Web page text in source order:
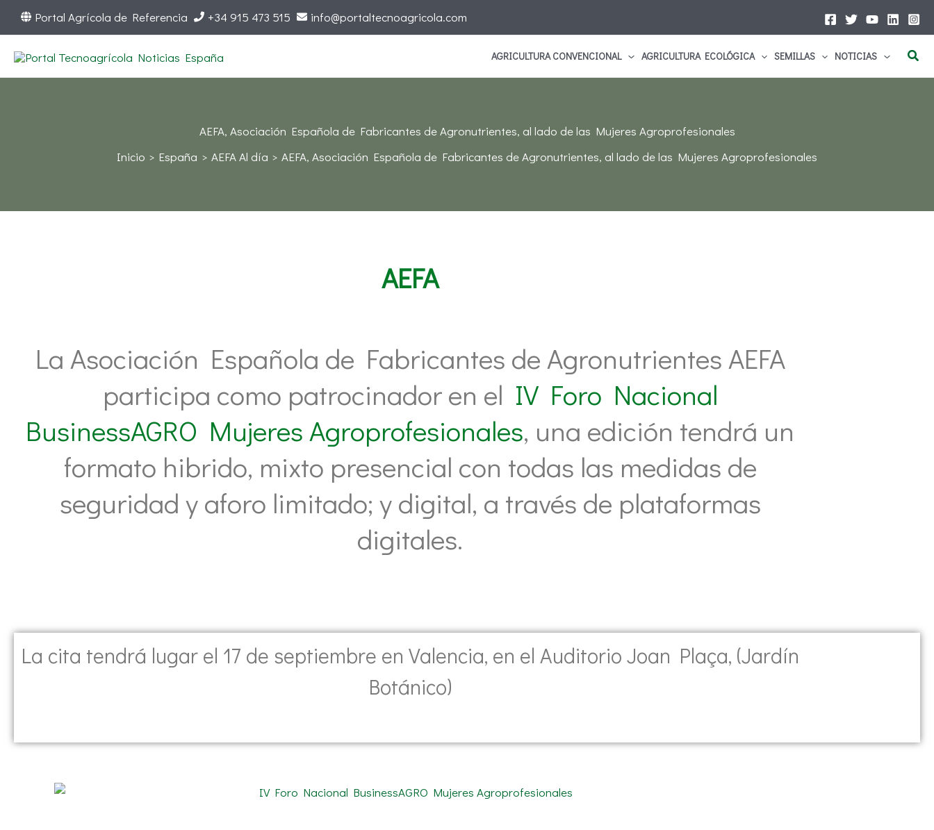
Portal Agrícola de Referencia +34 915 473 515 info@portaltecnoagricola.com
AGRICULTURA CONVENCIONAL AGRICULTURA ECOLÓGICA SEMILLAS NOTICIAS
AEFA, Asociación Española de Fabricantes de Agronutrientes, al lado de las Mujeres Agroprofesionales
Inicio
España AEFA Al día AEFA, Asociación Española de Fabricantes de Agronutrientes, al lado de las Mujeres Agroprofesionales
AEFA
La Asociación Española de Fabricantes de Agronutrientes AEFA
participa como patrocinador en el IV Foro Nacional
BusinessAGRO Mujeres Agroprofesionales, una edición tendrá un
formato hibrido, mixto presencial con todas las medidas de
seguridad y aforo limitado; y digital, a través de plataformas
digitales.
La cita tendrá lugar el 17 de septiembre en Valencia, en el Auditorio Joan Plaça, (Jardín
Botánico)